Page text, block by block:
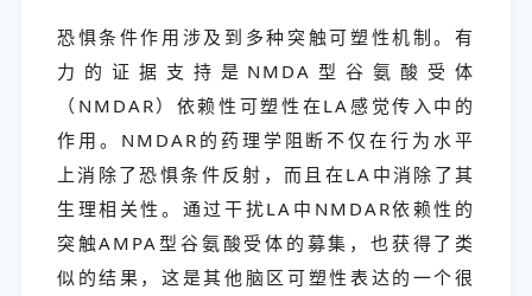
恐惧条件作用涉及到多种突触可塑性机制。有
力的证据支持是NMDA型谷氨酸受体
（NMDAR）依赖性可塑性在LA感觉传入中的
作用。NMDAR的药理学阻断不仅在行为水平
上消除了恐惧条件反射，而且在LA中消除了其
生理相关性。通过干扰LA中NMDAR依赖性的
突触AMPA型谷氨酸受体的募集，也获得了类
似的结果，这是其他脑区可塑性表达的一个很